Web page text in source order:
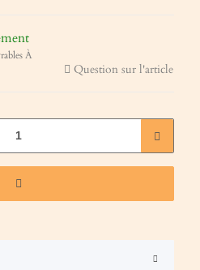
À
Question sur l'article